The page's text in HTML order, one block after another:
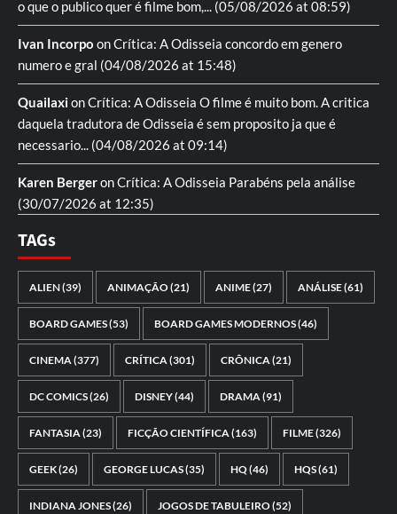
o que o publico quer é filme bom,... (05/08/2026 at 08:59)
Ivan Incorpo onCrítica: A Odisseia concordo em genero
numero e gral (04/08/2026 at 15:48)
QuailaxionCrítica: A Odisseia O filme é muito bom. A critica
daquela tradutora de Odisseia é sem proposito ja que é
necessario... (04/08/2026 at 09:14)
Karen BergeronCrítica: A Odisseia Parabéns pela análise
(30/07/2026 at 12:35)
TAGs
ALIEN(39) ANIMAÇÃO(21) ANIME(27) ANÁLISE(61)
BOARD GAMES(53) BOARD GAMES MODERNOS(46)
CINEMA(377) CRÍTICA(301) CRÔNICA(21)
DC COMICS(26) DISNEY(44) DRAMA(91)
FANTASIA(23) FICÇÃO CIENTÍFICA(163) FILME(326)
GEEK(26) GEORGE LUCAS(35) HQ(46) HQS(61)
INDIANA JONES(26) JOGOS DE TABULEIRO(52)